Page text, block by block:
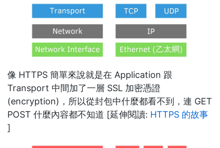
像 HTTPS 簡單來說就是在 Application 跟
Transport 中間加了一層 SSL 加密憑證
(encryption)，所以從封包中什麼都看不到，連 GET
POST 什麼內容都不知道 [延伸閱讀: HTTPS 的故事
]